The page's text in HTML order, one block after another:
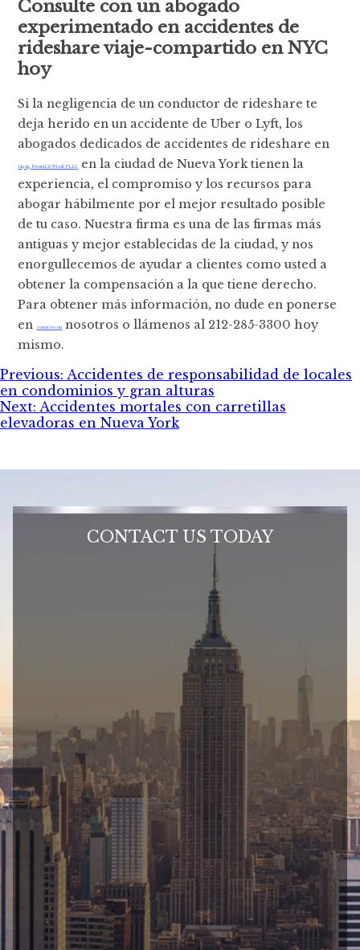
Consulte con un abogado
experimentado en accidentes de
rideshare viaje-compartido en NYC
hoy
Si la negligencia de un conductor de rideshare te
deja herido en un accidente de Uber o Lyft, los
abogados dedicados de accidentes de rideshare en
Lipsig, Freund, & Wisell, PLLC
en la ciudad de Nueva York tienen la
experiencia, el compromiso y los recursos para
abogar hábilmente por el mejor resultado posible
de tu caso. Nuestra firma es una de las firmas más
antiguas y mejor establecidas de la ciudad, y nos
enorgullecemos de ayudar a clientes como usted a
obtener la compensación a la que tiene derecho.
Para obtener más información, no dude en ponerse
en
contacto con
nosotros o llámenos al 212-285-3300 hoy
mismo.
Post
navigation
Previous: Accidentes de responsabilidad de locales
en condominios y gran alturas
Next: Accidentes mortales con carretillas
elevadoras en Nueva York
CONTACT US TODAY